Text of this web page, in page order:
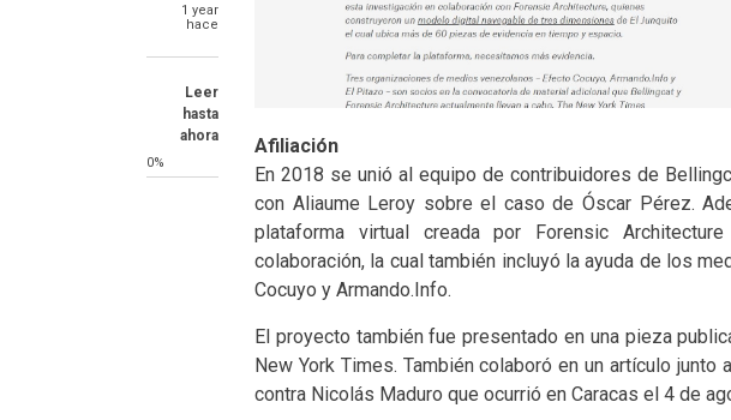
1 year
hace
Leer
hasta
ahora
0%
Afiliación
En 2018 se unió al equipo de contribuidores de
con Aliaume Leroy sobre el caso de Óscar Pérez.
plataforma virtual creada por Forensic
colaboración, la cual también incluyó la ayuda de los
Cocuyo y Armando.Info.
El proyecto también fue presentado en una pieza
New York Times. También colaboró en un artículo
contra Nicolás Maduro que ocurrió en Caracas el 4 de